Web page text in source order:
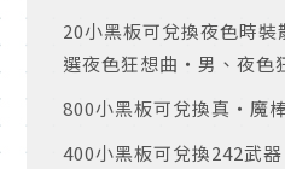
20小黑板可兌換夜色時
選夜色狂想曲‧男、夜色
800小黑板可兌換真‧魔
400小黑板可兌換242武